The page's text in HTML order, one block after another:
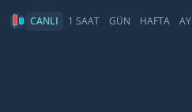
CANLI 1 SAAT GÜN HAFTA AY